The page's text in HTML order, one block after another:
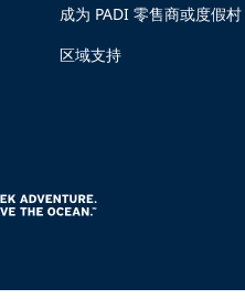
成为 PADI 零售商或度假村
区域支持